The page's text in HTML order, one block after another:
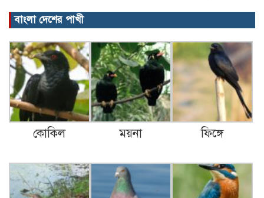
বাংলা দেশের পাখী
কোকিল ময়না ফিঙ্গে